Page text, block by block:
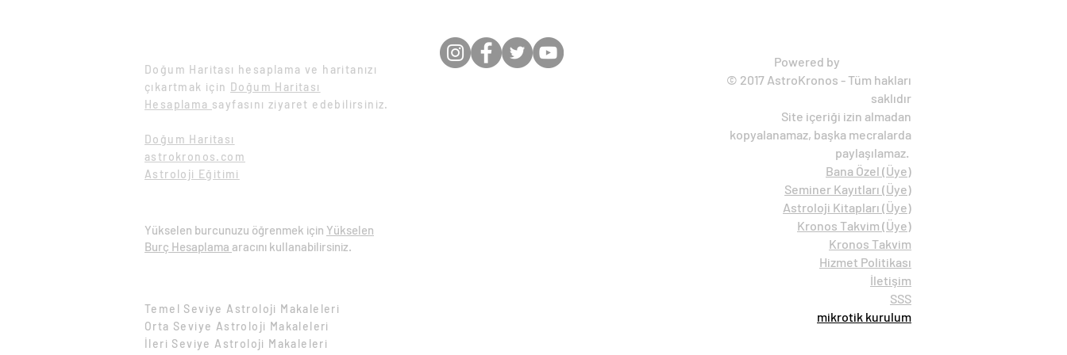
Doğum Haritası hesaplama ve haritanızı
çıkartmak için Doğum Haritası
Hesaplama sayfasını ziyaret edebilirsiniz.
Doğum Haritası
astrokronos.com
Astroloji Eğitimi
Yükselen burcunuzu öğrenmek için Yükselen
Burç Hesaplama aracını kullanabilirsiniz.
Temel Seviye Astroloji Makaleleri​
Orta Seviye Astroloji Makaleleri​
İleri Seviye Astroloji Makaleleri​
Powered by
© 2017 AstroKronos - Tüm hakları
saklıdır
Site içeriği izin almadan
kopyalanamaz, başka mecralarda
paylaşılamaz.
Bana Özel (Üye)
Seminer Kayıtları (Üye)
Astroloji Kitapları (Üye)
Kronos Takvim (Üye)
Kronos Takvim
Hizmet Politikası
İletişim
SSS
mikrotik kurulum